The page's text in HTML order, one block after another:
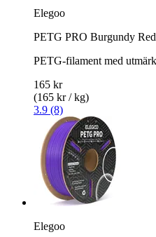
Elegoo
PETG PRO Burgundy Red
PETG-filament med
165 kr
(165 kr / kg)
3.9 (8)
Elegoo